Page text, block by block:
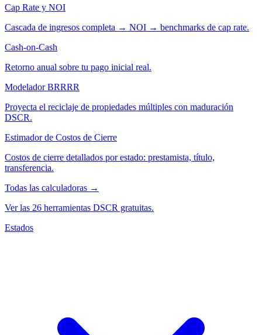
Cap Rate y NOI
Cascada de ingresos completa → NOI → benchmarks de cap rate.
Cash-on-Cash
Retorno anual sobre tu pago inicial real.
Modelador BRRRR
Proyecta el reciclaje de propiedades múltiples con maduración
DSCR.
Estimador de Costos de Cierre
Costos de cierre detallados por estado: prestamista, título,
transferencia.
Todas las calculadoras →
Ver las 26 herramientas DSCR gratuitas.
Estados